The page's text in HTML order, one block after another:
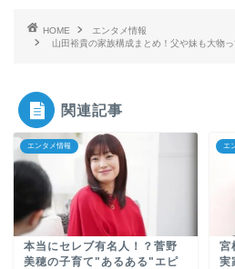
HOME
エンタメ情報
山田裕貴の家族構成まとめ！父や妹も大物
関連記事
エンタメ情報
本当にセレブ有名人！？菅野
美穂の子育て"あるある"エピ
エ
宮
実